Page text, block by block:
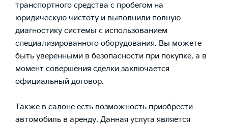
транспортного средства с пробегом на
юридическую чистоту и выполнили полную
диагностику системы с использованием
специализированного оборудования. Вы можете
быть уверенными в безопасности при покупке, а в
момент совершения сделки заключается
официальный договор.
Также в салоне есть возможность приобрести
автомобиль в аренду. Данная услуга является